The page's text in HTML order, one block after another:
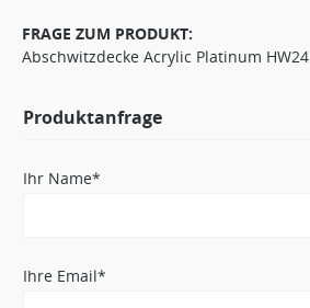
FRAGE ZUM PRODUKT:
Abschwitzdecke Acrylic Platinum HW24
Produktanfrage
Ihr Name*
Ihre Email*